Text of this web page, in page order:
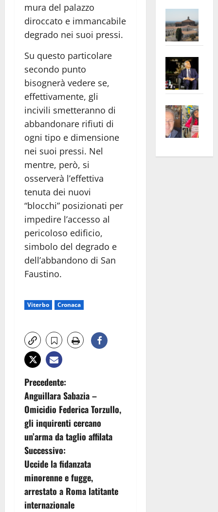
mura del palazzo
diroccato e immancabile
degrado nei suoi pressi.
Su questo particolare
secondo punto
bisognerà vedere se,
effettivamente, gli
incivili smetteranno di
abbandonare rifiuti di
ogni tipo e dimensione
nei suoi pressi. Nel
mentre, però, si
osserverà l’effettiva
tenuta dei nuovi
“blocchi” posizionati per
impedire l’accesso al
pericoloso edificio,
simbolo del degrado e
dell’abbandono di San
Faustino.
Viterbo Cronaca
N
a
v
i
g
a
z
Precedente:
Anguillara Sabazia –
Omicidio Federica Torzullo,
gli inquirenti cercano
un’arma da taglio affilata
Successivo:
Uccide la fidanzata
minorenne e fugge,
arrestato a Roma latitante
internazionale
euro
apre